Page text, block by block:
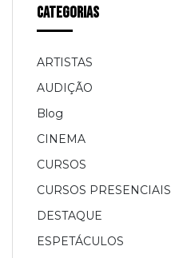
Categorias
ARTISTAS
AUDIÇÃO
Blog
CINEMA
CURSOS
CURSOS PRESENCIAIS
DESTAQUE
ESPETÁCULOS